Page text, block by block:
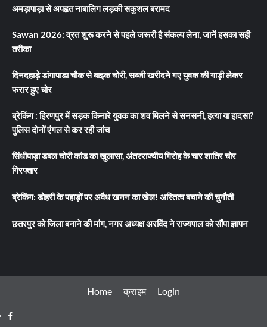
अमड़ापाड़ा से अपहृत नाबालिग लड़की सकुशल बरामद
Sawan 2026: व्रत शुरू करने से पहले जरूरी है संकल्प लेना, जानें इसका सही
तरीका
दिनदहाड़े डांगापाडा चौक से बाइक चोरी, सब्जी खरीदने गए युवक की गाड़ी लेकर
फरार हुए चोर
ब्रेकिंग : हिरणपुर में सड़क किनारे युवक का शव मिलने से सनसनी, हत्या या हादसा?
पुलिस दोनों एंगल से कर रही जांच
सिंधीपाड़ा डबल चोरी कांड का खुलासा, अंतरराज्यीय गिरोह के चार शातिर चोर
गिरफ्तार
ब्रेकिंग: डोहरी के पहाड़ों पर अवैध खनन का खेल! अस्तित्व बचाने की चुनौती
छतरपुर को जिला बनाने की मांग, नगर अध्यक्ष अरविंद ने राज्यपाल को सौंपा ज्ञापन
Home क्राइम Login
Facebook